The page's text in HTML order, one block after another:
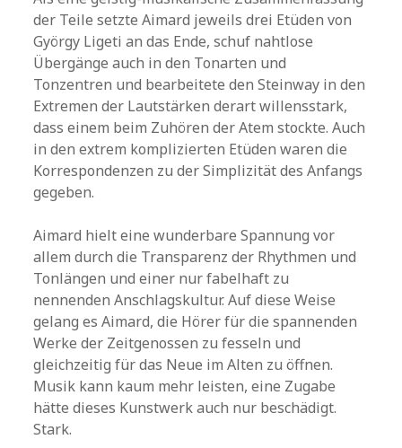
der Teile setzte Aimard jeweils drei Etüden von
György Ligeti an das Ende, schuf nahtlose
Übergänge auch in den Tonarten und
Tonzentren und bearbeitete den Steinway in den
Extremen der Lautstärken derart willensstark,
dass einem beim Zuhören der Atem stockte. Auch
in den extrem komplizierten Etüden waren die
Korrespondenzen zu der Simplizität des Anfangs
gegeben.
Aimard hielt eine wunderbare Spannung vor
allem durch die Transparenz der Rhythmen und
Tonlängen und einer nur fabelhaft zu
nennenden Anschlagskultur. Auf diese Weise
gelang es Aimard, die Hörer für die spannenden
Werke der Zeitgenossen zu fesseln und
gleichzeitig für das Neue im Alten zu öffnen.
Musik kann kaum mehr leisten, eine Zugabe
hätte dieses Kunstwerk auch nur beschädigt.
Stark.